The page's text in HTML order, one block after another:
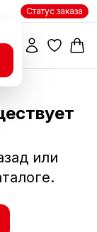
Статус заказа
или